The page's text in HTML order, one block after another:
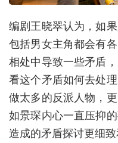
编剧王晓翠认为，如
包括男女主角都会有
相处中导致一些矛盾
看这个矛盾如何去处
做太多的反派人物，
如景琛内心一直压抑
造成的矛盾探讨更细致